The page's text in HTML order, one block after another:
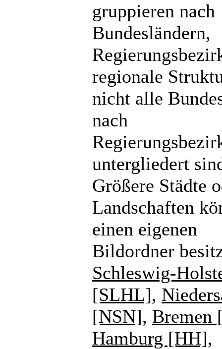
gruppieren nach
Bundesländern,
regionale
nicht alle
nach
untergliedert
Größere Städte
Landschaften
einen eigenen
Bildordner
Schleswig-
[SLHL],
[NSN], Bremen
Hamburg [HH],